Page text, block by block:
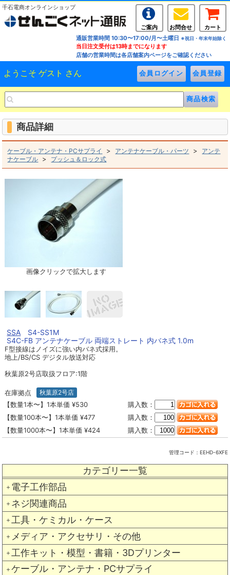
千石電商オンラインショップ
ご案内 お問合せ
カート
通販営業時間 10:30〜17:00/月〜土曜日 ※祝日・年末年始除く
当日注文受付は13時までになります
店舗の営業時間は各店舗案内ページをご確認ください
ようこそ ゲスト さん
カテゴリー一覧
＋ 電子工作部品
＋ ネジ関連商品
＋ 工具・ケミカル・ケース
＋ メディア・アクセサリ・その他
＋ 工作キット・模型・書籍・3Dプリンター
＋ ケーブル・アンテナ・PCサプライ
商品詳細
ケーブル・アンテナ・PCサプライ > アンテナケーブル・パーツ > アンテ
ナケーブル > プッシュ＆ロック式
画像クリックで拡大します
SSA S4-SS1M
S4C-FB アンテナケーブル 両端ストレート 内バネ式 1.0m
F型接線はノイズに強い内バネ式採用。
地上/BS/CS デジタル放送対応
秋葉原2号店取扱フロア:1階
在庫拠点 秋葉原2号店
【数量1本〜】1本単価 ¥530
購入数：
【数量100本〜】1本単価 ¥477
購入数：
【数量1000本〜】1本単価 ¥424
購入数：
管理コード： EEHD-6XFE